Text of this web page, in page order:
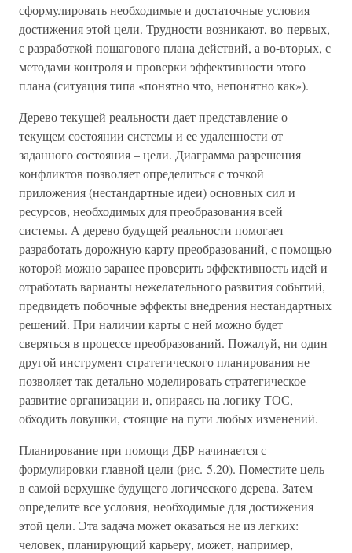
сформулировать необходимые и достаточные условия
достижения этой цели. Трудности возникают, во-первых,
с разработкой пошагового плана действий, а во-вторых, с
методами контроля и проверки эффективности этого
плана (ситуация типа «понятно что, непонятно как»).
Дерево текущей реальности дает представление о
текущем состоянии системы и ее удаленности от
заданного состояния – цели. Диаграмма разрешения
конфликтов позволяет определиться с точкой
приложения (нестандартные идеи) основных сил и
ресурсов, необходимых для преобразования всей
системы. А дерево будущей реальности помогает
разработать дорожную карту преобразований, с помощью
которой можно заранее проверить эффективность идей и
отработать варианты нежелательного развития событий,
предвидеть побочные эффекты внедрения нестандартных
решений. При наличии карты с ней можно будет
сверяться в процессе преобразований. Пожалуй, ни один
другой инструмент стратегического планирования не
позволяет так детально моделировать стратегическое
развитие организации и, опираясь на логику ТОС,
обходить ловушки, стоящие на пути любых изменений.
Планирование при помощи ДБР начинается с
формулировки главной цели (рис. 5.20). Поместите цель
в самой верхушке будущего логического дерева. Затем
определите все условия, необходимые для достижения
этой цели. Эта задача может оказаться не из легких:
человек, планирующий карьеру, может, например,